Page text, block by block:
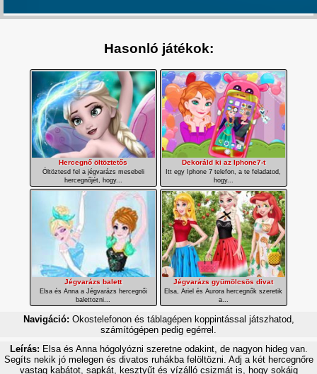
Hasonló játékok:
Hercegnő öltöztetős
Öltöztesd fel a jégvarázs mesebeli
hercegnőjét, hogy...
Dekoráld ki az Iphone7-t
Itt egy Iphone 7 telefon, a te feladatod,
hogy...
Jégvarázs balett
Elsa és Anna a Jégvarázs hercegnői
balettozni...
Jégvarázs gyümölcsös divat
Elsa, Ariel és Aurora hercegnők szeretik
a...
Navigáció: Okostelefonon és táblagépen koppintással játszhatod,
számítógépen pedig egérrel.
Leírás: Elsa és Anna hógolyózni szeretne odakint, de nagyon hideg van.
Segíts nekik jó melegen és divatos ruhákba felöltözni. Adj a két hercegnőre
vastag kabátot, sapkát, kesztyűt és vízálló csizmát is, hogy sokáig